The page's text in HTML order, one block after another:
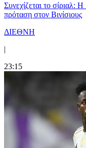
Συνεχίζεται το σίριαλ:
πρόταση στον Βινίσιους
ΔΙΕΘΝΗ
|
23:15